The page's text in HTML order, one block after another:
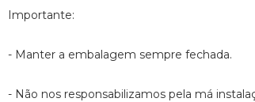
Importante:
- Manter a embalagem sempre fechada.
- Não nos responsabilizamos pela má